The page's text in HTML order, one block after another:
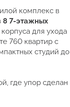
комплекс в
8 7-этажных
для ухода
760 квартир с
студий до
где упор сделан